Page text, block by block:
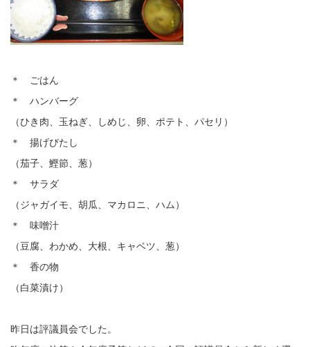
＊ ごはん
＊ ハンバーグ
（ひき肉、玉ねぎ、しめじ、卵、ポテト、パセリ）
＊ 揚げびたし
（茄子、鰹節、葱）
＊ サラダ
（ジャガイモ、胡瓜、マカロニ、ハム）
＊ 味噌汁
（豆腐、わかめ、大根、キャベツ、葱）
＊ 香の物
（白菜漬け）
昨日は評議員会でした。